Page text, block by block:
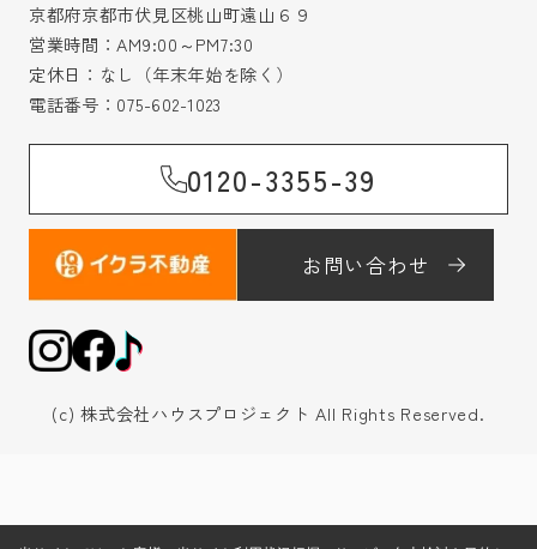
京都府京都市伏見区桃山町遠山６９
営業時間：AM9:00～PM7:30
定休日：なし（年末年始を除く）
電話番号： 075-602-1023
0120-3355-39
お問い合わせ
(c) 株式会社ハウスプロジェクト All Rights Reserved.